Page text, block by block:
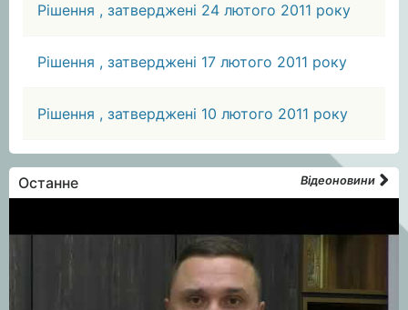
Рішення , затверджені 24 лютого 2011 року
Рішення , затверджені 17 лютого 2011 року
Рішення , затверджені 10 лютого 2011 року
Останне Відеоновини